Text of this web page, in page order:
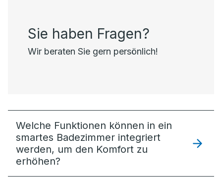
Sie haben Fragen?
Wir beraten Sie gern persönlich!
Welche Funktionen können in ein
smartes Badezimmer integriert
werden, um den Komfort zu
erhöhen?